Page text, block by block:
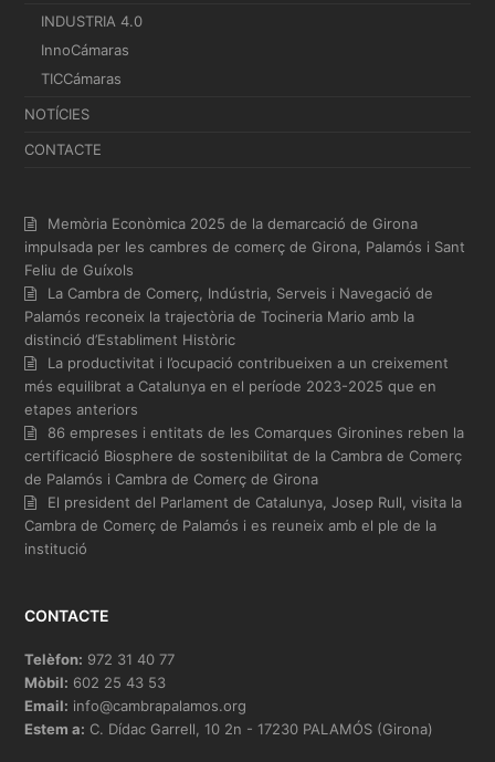
INDUSTRIA 4.0
InnoCámaras
TICCámaras
NOTÍCIES
CONTACTE
Memòria Econòmica 2025 de la demarcació de Girona
impulsada per les cambres de comerç de Girona, Palamós i Sant
Feliu de Guíxols
La Cambra de Comerç, Indústria, Serveis i Navegació de
Palamós reconeix la trajectòria de Tocineria Mario amb la
distinció d’Establiment Històric
La productivitat i l’ocupació contribueixen a un creixement
més equilibrat a Catalunya en el període 2023-2025 que en
etapes anteriors
86 empreses i entitats de les Comarques Gironines reben la
certificació Biosphere de sostenibilitat de la Cambra de Comerç
de Palamós i Cambra de Comerç de Girona
El president del Parlament de Catalunya, Josep Rull, visita la
Cambra de Comerç de Palamós i es reuneix amb el ple de la
institució
CONTACTE
Telèfon: 972 31 40 77
Mòbil: 602 25 43 53
Email: info@cambrapalamos.org
Estem a: C. Dídac Garrell, 10 2n - 17230 PALAMÓS (Girona)